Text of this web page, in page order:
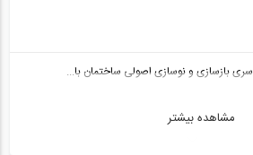
سری بازسازی و نوسازی اصولی ساختمان با...
مشاهده بیشتر